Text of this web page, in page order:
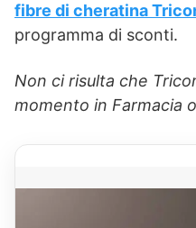
fibre di cheratina
programma di sconti.
Non ci risulta che
momento in Farmacia